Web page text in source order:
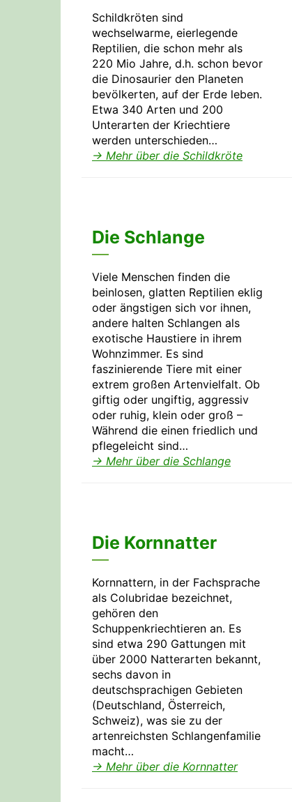
Schildkröten sind
wechselwarme, eierlegende
Reptilien, die schon mehr als
220 Mio Jahre, d.h. schon bevor
die Dinosaurier den Planeten
bevölkerten, auf der Erde leben.
Etwa 340 Arten und 200
Unterarten der Kriechtiere
werden unterschieden…
→ Mehr über die Schildkröte
Die Schlange
Viele Menschen finden die
beinlosen, glatten Reptilien eklig
oder ängstigen sich vor ihnen,
andere halten Schlangen als
exotische Haustiere in ihrem
Wohnzimmer. Es sind
faszinierende Tiere mit einer
extrem großen Artenvielfalt. Ob
giftig oder ungiftig, aggressiv
oder ruhig, klein oder groß –
Während die einen friedlich und
pflegeleicht sind…
→ Mehr über die Schlange
Die Kornnatter
Kornnattern, in der Fachsprache
als Colubridae bezeichnet,
gehören den
Schuppenkriechtieren an. Es
sind etwa 290 Gattungen mit
über 2000 Natterarten bekannt,
sechs davon in
deutschsprachigen Gebieten
(Deutschland, Österreich,
Schweiz), was sie zu der
artenreichsten Schlangenfamilie
macht…
→ Mehr über die Kornnatter